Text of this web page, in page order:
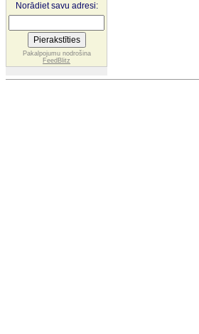
Norādiet savu adresi:
Pakalpojumu nodrošina
FeedBlitz